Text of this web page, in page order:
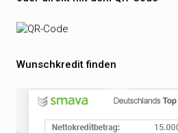
Wunschkredit finden